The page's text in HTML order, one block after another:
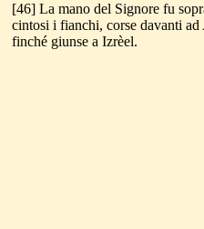
[46] La mano del Signore fu
cintosi i fianchi, corse davanti ad
finché giunse a Izrèel.